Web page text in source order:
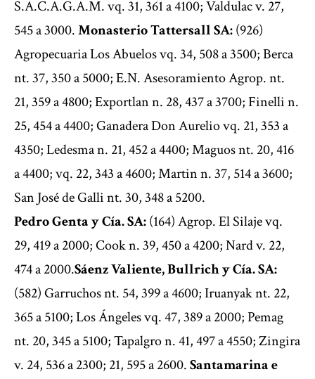
S.A.C.A.G.A.M. vq. 31, 361 a 4100; Valdulac v. 27,
545 a 3000.Monasterio Tattersall SA:(926)
Agropecuaria Los Abuelos vq. 34, 508 a 3500; Berca
nt. 37, 350 a 5000; E.N. Asesoramiento Agrop. nt.
21, 359 a 4800; Exportlan n. 28, 437 a 3700; Finelli n.
25, 454 a 4400; Ganadera Don Aurelio vq. 21, 353 a
4350; Ledesma n. 21, 452 a 4400; Maguos nt. 20, 416
a 4400; vq. 22, 343 a 4600; Martin n. 37, 514 a 3600;
San José de Galli nt. 30, 348 a 5200.
Pedro Genta y Cía. SA:(164) Agrop. El Silaje vq.
29, 419 a 2000; Cook n. 39, 450 a 4200; Nard v. 22,
474 a 2000.Sáenz Valiente, Bullrich y Cía. SA:
(582) Garruchos nt. 54, 399 a 4600; Iruanyak nt. 22,
365 a 5100; Los Ángeles vq. 47, 389 a 2000; Pemag
nt. 20, 345 a 5100; Tapalgro n. 41, 497 a 4550; Zingira
v. 24, 536 a 2300; 21, 595 a 2600.Santamarina e